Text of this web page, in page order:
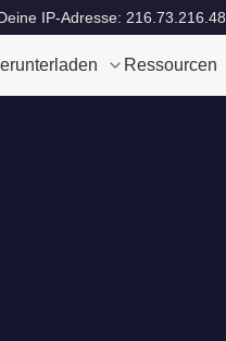
IP-Adresse: 216.73.216.48
Ressourcen